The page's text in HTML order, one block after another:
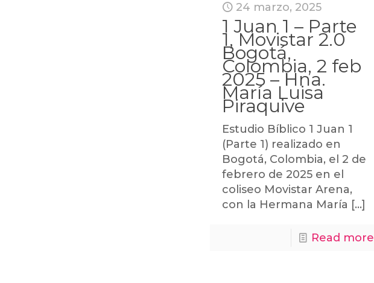
24 marzo, 2025
1 Juan 1 – Parte
1, Movistar 2.0
Bogotá,
Colombia, 2 feb
2025 – Hna.
María Luisa
Piraquive
Estudio Bíblico 1 Juan 1
(Parte 1) realizado en
Bogotá, Colombia, el 2 de
febrero de 2025 en el
coliseo Movistar Arena,
con la Hermana María […]
Read more